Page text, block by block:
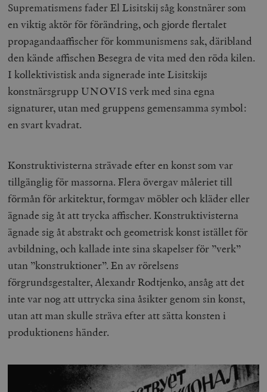
Suprematismens fader El Lisitskij såg konstnärer som
en viktig aktör för förändring, och gjorde flertalet
propagandaaffischer för kommunismens sak, däribland
den kände affischen Besegra de vita med den röda kilen.
I kollektivistisk anda signerade inte Lisitskijs
konstnärsgrupp UNOVIS verk med sina egna
signaturer, utan med gruppens gemensamma symbol:
en svart kvadrat.
Konstruktivisterna strävade efter en konst som var
tillgänglig för massorna. Flera övergav måleriet till
förmån för arkitektur, formgav möbler och kläder eller
ägnade sig åt att trycka affischer. Konstruktivisterna
ägnade sig åt abstrakt och geometrisk konst istället för
avbildning, och kallade inte sina skapelser för ”verk”
utan ”konstruktioner”. En av rörelsens
förgrundsgestalter, Alexandr Rodtjenko, ansåg att det
inte var nog att uttrycka sina åsikter genom sin konst,
utan att man skulle sträva efter att sätta konsten i
produktionens händer.